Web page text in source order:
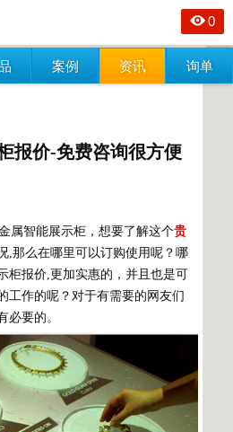
案例 资讯 询单
0
报价-免费咨询很方便
属智能展示柜，想要了解这个贵
,那么在哪里可以订购使用呢？哪
柜报价,更加实惠的，并且也是可
工作的呢？对于有需要的网友们
必要的。